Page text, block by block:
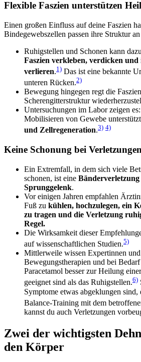
Flexible Faszien unterstützen
Einen großen Einfluss auf deine Faszien
Bindegewebszellen passen ihre Struktur
Ruhigstellen und Schonen kann
Faszien verkleben, verdicken
verlieren.1) Das ist eine bekannte
unteren Rücken.2)
Bewegung hingegen regt die
Scherengitterstruktur
Untersuchungen im Labor zeigen
Mobilisieren von Gewebe
und Zellregeneration.3) 4)
Keine Schonung bei
Ein Extremfall, in dem sich viele
schonen, ist eine
Sprunggelenk.
Vor einigen Jahren empfahlen
Fuß zu kühlen, hochzulegen, ein
zu tragen und die Verletzung
Regel.
Die Wirksamkeit dieser
auf wissenschaftlichen Studien.5)
Mittlerweile wissen Expertinnen und
Bewegungstherapien und bei
Paracetamol besser zur Heilung
geeignet sind als das Ruhigstellen.6)
Symptome etwas abgeklungen sind,
Balance-Training mit dem
kannst du auch Verletzungen
Zwei der wichtigsten
den Körper